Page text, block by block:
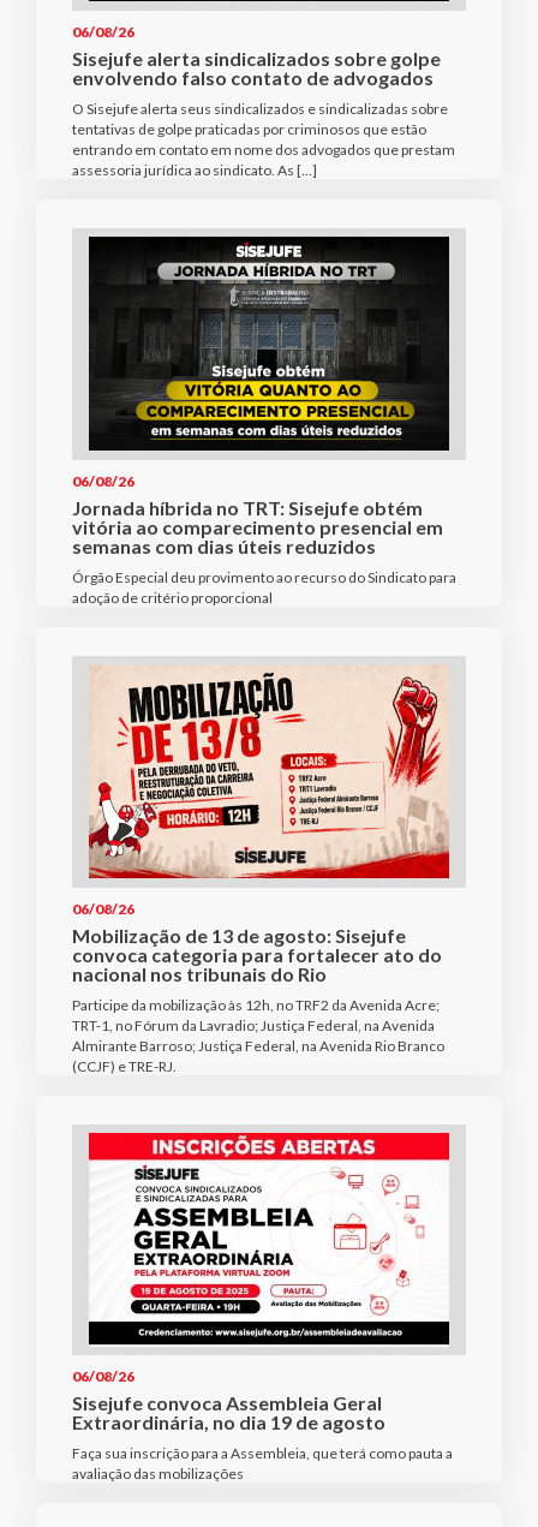
06/08/26
Sisejufe alerta sindicalizados sobre golpe
envolvendo falso contato de advogados
O Sisejufe alerta seus sindicalizados e sindicalizadas sobre
tentativas de golpe praticadas por criminosos que estão
entrando em contato em nome dos advogados que prestam
assessoria jurídica ao sindicato. As […]
06/08/26
Jornada híbrida no TRT: Sisejufe obtém
vitória ao comparecimento presencial em
semanas com dias úteis reduzidos
Órgão Especial deu provimento ao recurso do Sindicato para
adoção de critério proporcional
06/08/26
Mobilização de 13 de agosto: Sisejufe
convoca categoria para fortalecer ato do
nacional nos tribunais do Rio
Participe da mobilização às 12h, no TRF2 da Avenida Acre;
TRT-1, no Fórum da Lavradio; Justiça Federal, na Avenida
Almirante Barroso; Justiça Federal, na Avenida Rio Branco
(CCJF) e TRE-RJ.
06/08/26
Sisejufe convoca Assembleia Geral
Extraordinária, no dia 19 de agosto
Faça sua inscrição para a Assembleia, que terá como pauta a
avaliação das mobilizações